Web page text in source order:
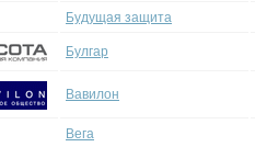
Будущая защита
Булгар
Вавилон
Вега